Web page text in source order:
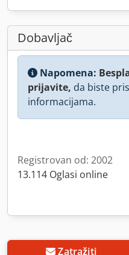
Dobavljač
Napomena:
prijavite, da biste
informacijama.
Registrovan od: 2002
13.114 Oglasi online
Zatražiti